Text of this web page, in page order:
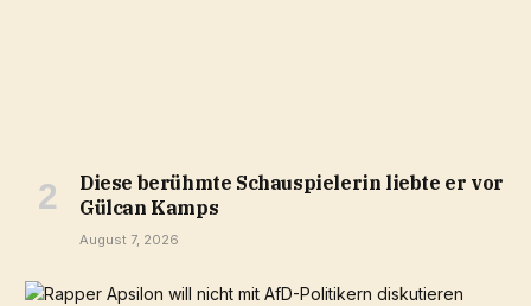
Diese berühmte Schauspielerin liebte er vor
Gülcan Kamps
August 7, 2026